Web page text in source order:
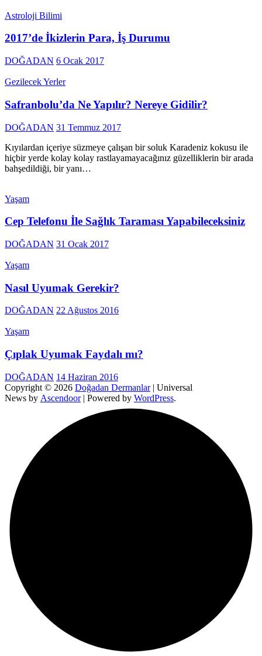
Astroloji Bilimi
2017’de İkizlerin Para, İş Durumu
DOĞADAN 6 Ocak 2017
Gezilecek Yerler
Safranbolu’da Ne Yapılır? Nereye Gidilir?
DOĞADAN 31 Temmuz 2017
Kıyılardan içeriye süzmeye çalışan bir soluk Karadeniz kokusu ile
hiçbir yerde kolay kolay rastlayamayacağınız güzelliklerin bir arada
bahşedildiği, bir yanı…
Yaşam
Cep Telefonu İle Sağlık Taraması Yapabileceksiniz
DOĞADAN 31 Ocak 2017
Yaşam
Nasıl Uyumak Gerekir?
DOĞADAN 22 Ağustos 2016
Yaşam
Çıplak Uyumak Faydalı mı?
DOĞADAN 14 Haziran 2016
Copyright © 2026 Doğadan Dermanlar| Universal
News by Ascendoor| Powered by WordPress.